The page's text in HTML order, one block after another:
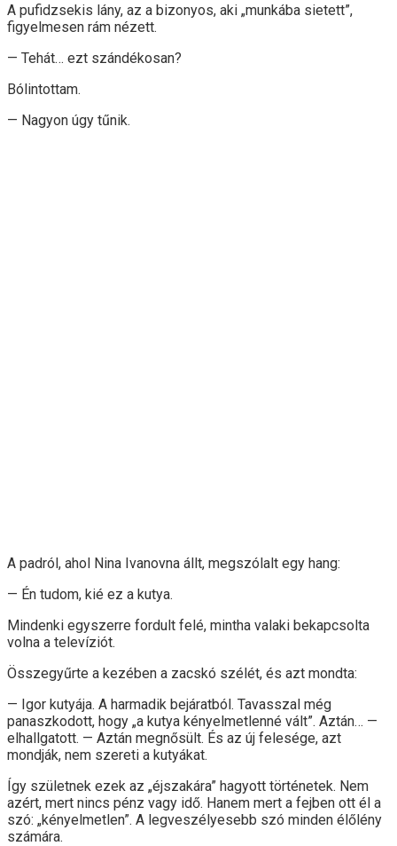
A pufidzsekis lány, az a bizonyos, aki „munkába sietett”,
figyelmesen rám nézett.
— Tehát… ezt szándékosan?
Bólintottam.
— Nagyon úgy tűnik.
A padról, ahol Nina Ivanovna állt, megszólalt egy hang:
— Én tudom, kié ez a kutya.
Mindenki egyszerre fordult felé, mintha valaki bekapcsolta
volna a televíziót.
Összegyűrte a kezében a zacskó szélét, és azt mondta:
— Igor kutyája. A harmadik bejáratból. Tavasszal még
panaszkodott, hogy „a kutya kényelmetlenné vált”. Aztán… —
elhallgatott. — Aztán megnősült. És az új felesége, azt
mondják, nem szereti a kutyákat.
Így születnek ezek az „éjszakára” hagyott történetek. Nem
azért, mert nincs pénz vagy idő. Hanem mert a fejben ott él a
szó: „kényelmetlen”. A legveszélyesebb szó minden élőlény
számára.